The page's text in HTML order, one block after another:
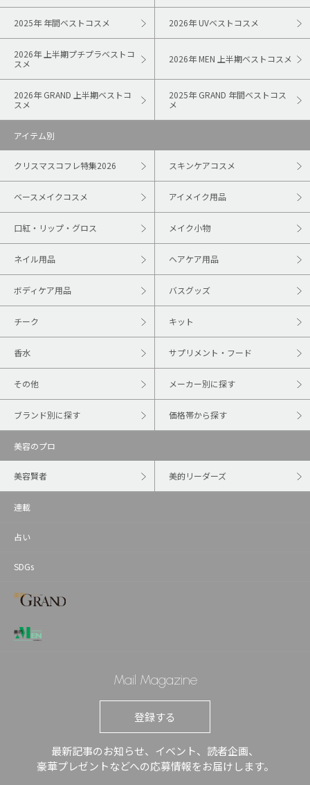
2025年 年間ベストコスメ 2026年 UVベストコスメ
2026年 上半期プチプラベストコ
スメ
2026年 MEN 上半期ベストコスメ
2026年 GRAND 上半期ベストコ
スメ
2025年 GRAND 年間ベストコス
メ
アイテム別
クリスマスコフレ特集2026 スキンケアコスメ
ベースメイクコスメ アイメイク用品
口紅・リップ・グロス メイク小物
ネイル用品 ヘアケア用品
ボディケア用品 バスグッズ
チーク キット
香水 サプリメント・フード
その他 メーカー別に探す
ブランド別に探す 価格帯から探す
美容のプロ
美容賢者 美的リーダーズ
連載
占い
SDGs
Mail Magazine
登録する
最新記事のお知らせ、イベント、読者企画、
豪華プレゼントなどへの応募情報をお届けします。